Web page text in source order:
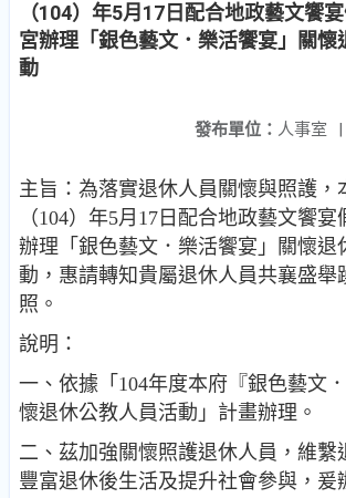
（104）年5月17日配合地政藝文饗
宮辦理「銀色藝文．樂活饗宴」關懷
動
發布單位： 人事室 |
主旨：為落實退休人員關懷與照護，
（104）年5月17日配合地政藝文饗
辦理「銀色藝文．樂活饗宴」關懷退
動，惠請轉知貴屬退休人員共襄盛舉
照。
說明：
一、依據「104年度本府『銀色藝文
懷退休公教人員活動」計畫辦理。
二、茲加強關懷照護退休人員，維繫
豐富退休後生活及提升社會參與，爰